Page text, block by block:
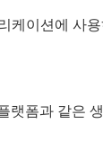
이션에 사
폼과 같은